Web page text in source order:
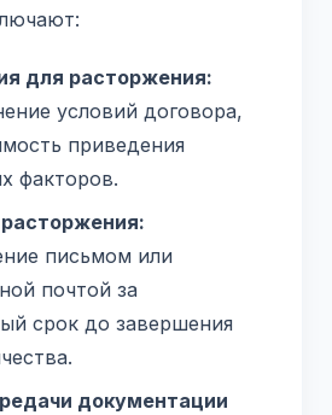
для расторжения:
условий договора,
приведения
факторов.
письмом или
почтой за
срок до завершения
документации